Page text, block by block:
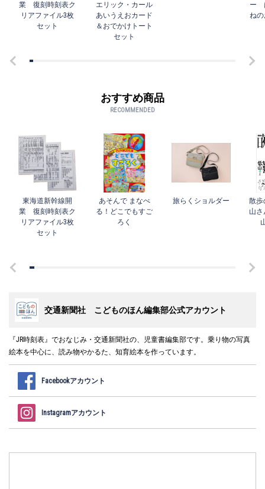
業 復刻時刻表ク
リアファイル3枚
セット
エリック・カール
あいうえおカード
＆おでかけトート
セット
ー
ね
おすすめ商品
RECOMMENDED
東海道新幹線開
業 復刻時刻表ク
リアファイル3枚
セット
あそんで まなべ
る！どこでもすご
ろく
旅らくショルダー
散歩
山さ
交通新聞社 こどものほん編集部公式アカウント
『JR時刻表』でおなじみ・交通新聞社の、児童書編集部です。乗り物の写真
絵本を中心に、読み物やかるた、知育絵本を作っています。
Facebookアカウント
Instagramアカウント